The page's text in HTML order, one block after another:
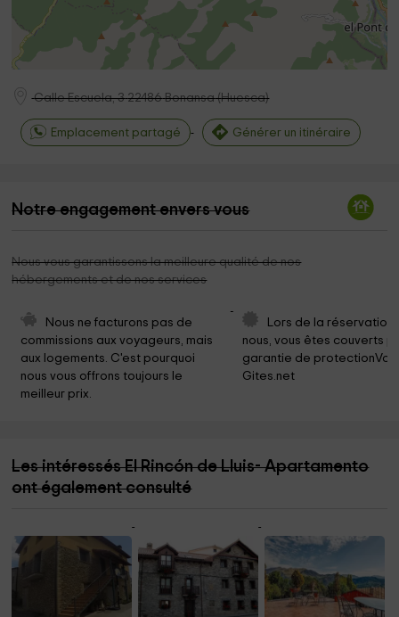
Calle Escuela, 3 22486 Bonansa(Huesca)
Emplacement partagé Générer un itinéraire
Notre engagement envers vous
Nous vous garantissons la meilleure qualité de nos
hébergements et de nos services
Nous ne facturons pas de
commissions aux voyageurs, mais
aux logements. C'est pourquoi
nous vous offrons toujours le
meilleur prix.
Lors de la réservation
nous, vous êtes couverts
garantie de
Gites.net
Les intéressés El Rincón de Lluis- Apartamento
ont également consulté